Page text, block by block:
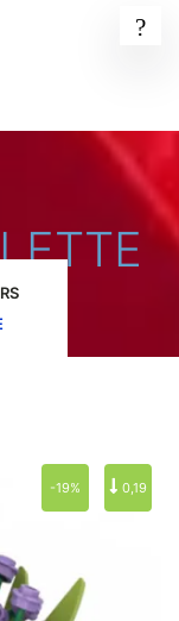
-19% 0,19